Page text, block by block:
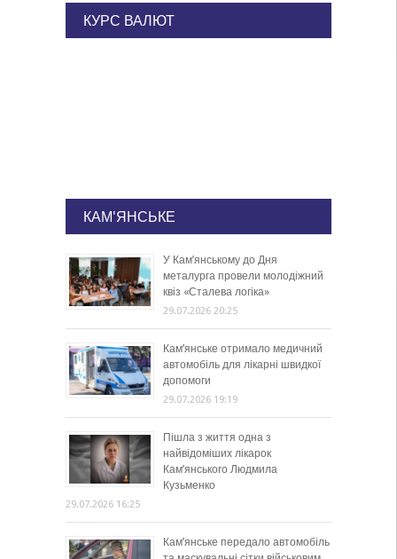
КУРС ВАЛЮТ
КАМ'ЯНСЬКЕ
У Кам’янському до Дня
металурга провели молодіжний
квіз «Сталева логіка»
29.07.2026 20:25
Кам’янське отримало медичний
автомобіль для лікарні швидкої
допомоги
29.07.2026 19:19
Пішла з життя одна з
найвідоміших лікарок
Кам’янського Людмила
Кузьменко
29.07.2026 16:25
Кам’янське передало автомобіль